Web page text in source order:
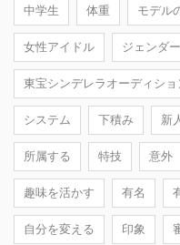
中学生 体重 モデル
女性アイドル ジェンダー
東宝シンデレラオーディショ
システム 下積み 新
所属する 特技 意外
趣味を活かす 有名
自分を変える 印象